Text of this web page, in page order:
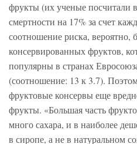
фрукты (их ученые посчитали
смертности на 17% за счет
соотношение риска, вероятно,
консервированных фруктов,
популярны в странах
(соотношение: 13 к 3.7).
фруктовые консервы еще
фрукты. «Большая часть
много сахара, и в наиболее
в сиропе, а не в натуральном